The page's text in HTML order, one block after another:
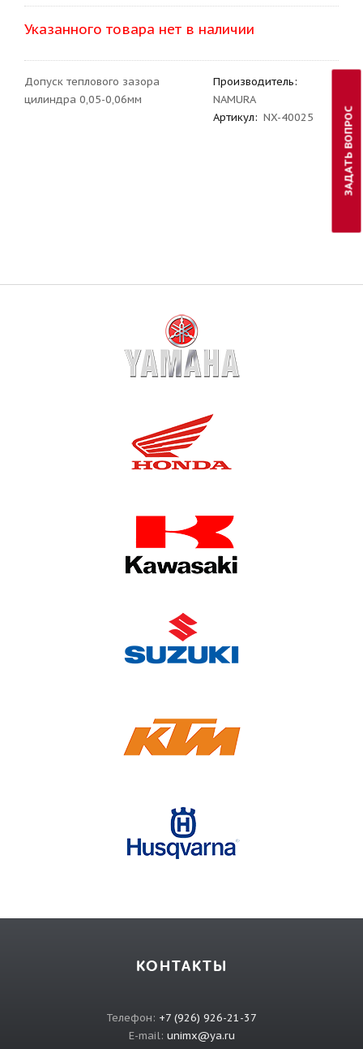
Указанного товара нет в наличии
Допуск теплового зазора
цилиндра 0,05-0,06мм
Производитель:
NAMURA
Артикул: NX-40025
КОНТАКТЫ
Телефон: +7 (926) 926-21-37
E-mail: unimx@ya.ru
ЗАДАТЬ ВОПРОС